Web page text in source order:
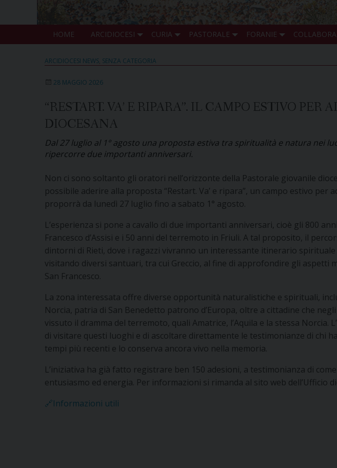
HOME ARCIDIOCESI CURIA PASTORALE FORANIE
ARCIDIOCESI NEWS SENZA CATEGORIA
28 MAGGIO 2026
“RESTART. VA’ E RIPARA”. IL CAMPO ESTIVO
DIOCESANA
Dal 27 luglio al 1° agosto una proposta estiva tra spiritualità e natura nei
ripercorre due importanti anniversari.
Non ci sono soltanto gli oratori nell’orizzonte della Pastorale giovanile
possibile aderire alla proposta “Restart. Va’ e ripara”, un campo estivo per
proporrà da lunedì 27 luglio fino a sabato 1° agosto.
L’esperienza si pone a cavallo di due importanti anniversari, cioè gli 800
Francesco d’Assisi e i 50 anni del terremoto in Friuli. A tal proposito, il
dintorni di Rieti, dove i ragazzi vivranno un interessante itinerario
visitando diversi santuari, tra cui Greccio, al fine di approfondire gli aspetti
San Francesco.
La zona interessata offre diverse opportunità naturalistiche e spirituali,
Norcia, patria di San Benedetto patrono d’Europa, oltre a cittadine che
vissuto il dramma del terremoto, quali Amatrice, l’Aquila e la stessa Norcia.
di visitare questi luoghi e di ascoltare direttamente le testimonianze di chi
tempi più recenti e lo conserva ancora vivo nella memoria.
L’iniziativa ha già fatto registrare ben 150 adesioni, a testimonianza di
entusiasmo ed energia. Per informazioni si rimanda al sito web dell’Ufficio
🔗Informazioni utili